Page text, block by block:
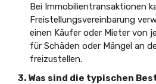
Bei Immobilientransaktionen
Freistellungsvereinbarung
einen Käufer oder Mieter von
für Schäden oder Mängel an
freizustellen.
3. Was sind die typischen